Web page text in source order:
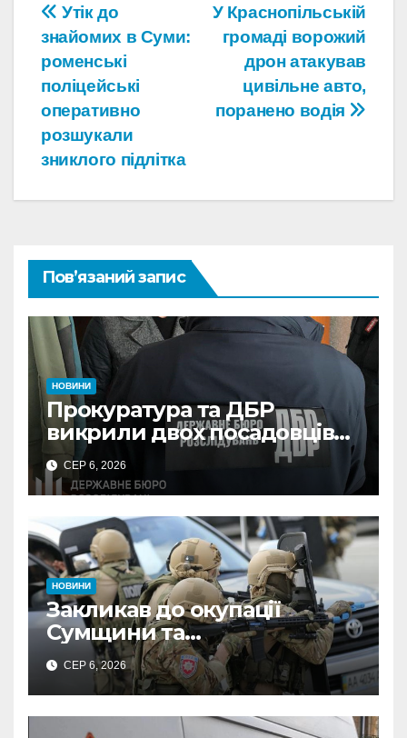
Навігація
записів
У Краснопільській
громаді ворожий
дрон атакував
цивільне авто,
поранено водія
Утік до
знайомих в Суми:
роменські
поліцейські
оперативно
розшукали
зниклого підлітка
Пов’язаний запис
НОВИНИ
Прокуратура та ДБР
викрили двох посадовців
ДПС Сумщини на вимаганні
неправомірної вигоди у
ФОПа
СЕР 6, 2026
НОВИНИ
Закликав до окупації
Сумщини та
виправдовував обстріли:
СБУ викрила
прокремлівського агітатора
з Охтирки
СЕР 6, 2026